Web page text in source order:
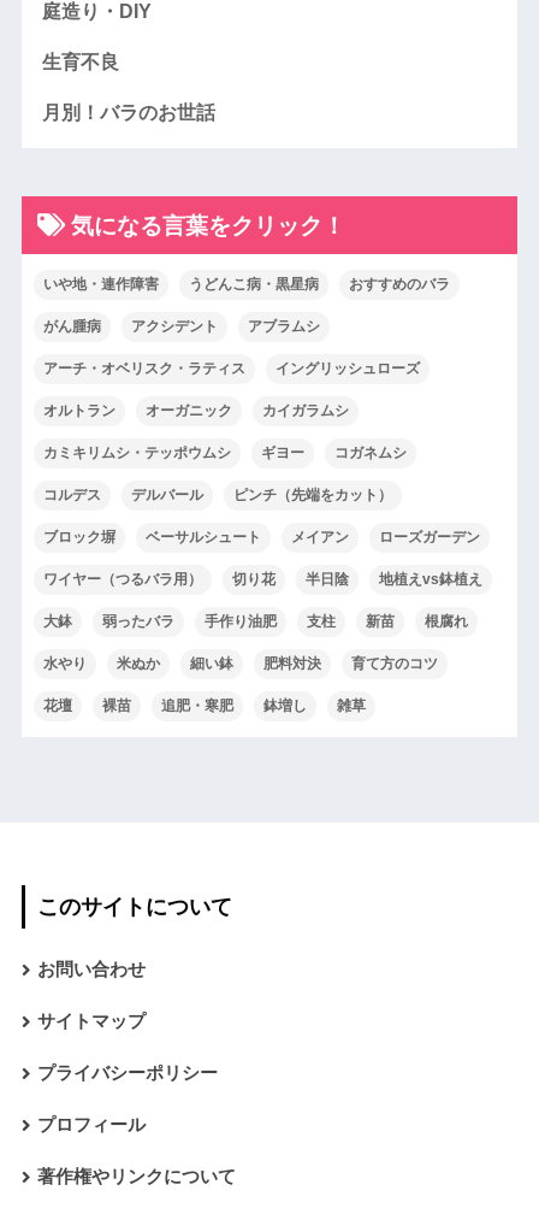
庭造り・DIY
生育不良
月別！バラのお世話
気になる言葉をクリック！
いや地・連作障害 うどんこ病・黒星病 おすすめのバラ
がん腫病 アクシデント アブラムシ
アーチ・オベリスク・ラティス イングリッシュローズ
オルトラン オーガニック カイガラムシ
カミキリムシ・テッポウムシ ギヨー コガネムシ
コルデス デルバール ピンチ（先端をカット）
ブロック塀 ベーサルシュート メイアン ローズガーデン
ワイヤー（つるバラ用） 切り花 半日陰 地植えvs鉢植え
大鉢 弱ったバラ 手作り油肥 支柱 新苗 根腐れ
水やり 米ぬか 細い鉢 肥料対決 育て方のコツ
花壇 裸苗 追肥・寒肥 鉢増し 雑草
このサイトについて
お問い合わせ
サイトマップ
プライバシーポリシー
プロフィール
著作権やリンクについて